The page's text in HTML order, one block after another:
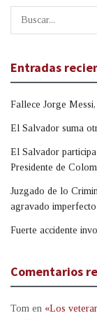
Entradas
Fallece Jorge
El Salvador suma
El Salvador
Presidente de
Juzgado de lo
agravado imperfecto
Fuerte accidente
Comentarios
Tom en «Los